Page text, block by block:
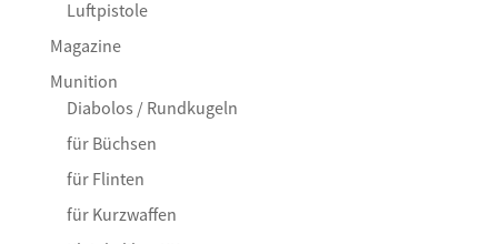
Luftpistole
Magazine
Munition
Diabolos / Rundkugeln
für Büchsen
für Flinten
für Kurzwaffen